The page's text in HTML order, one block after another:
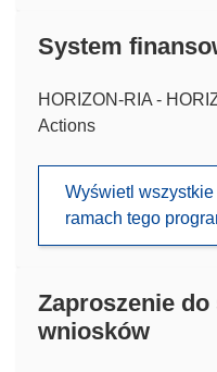
System
HORIZON-RIA -
Actions
Wyświetl
ramach tego
Zaproszenie do
wniosków